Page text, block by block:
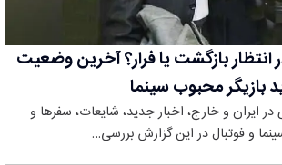
بازگشت یا فرار؟ آخرین وضعیت
محبوب سینما
ایران و خارج، اخبار جدید، شایعات، سفرها و
و فوتبال در این گزارش بررسی…